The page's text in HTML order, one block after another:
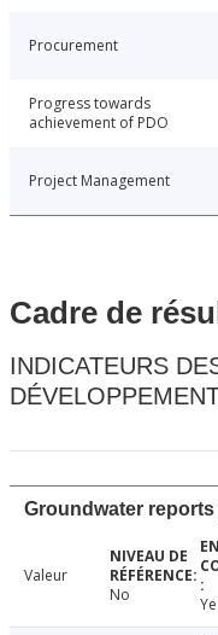
Procurement
Progress towards
achievement of PDO
Project Management
Cadre de
INDICATEURS
Groundwater
Valeur
No